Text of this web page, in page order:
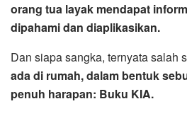
orang tua layak mendapat
dipahami dan diaplikasikan.
Dan siapa sangka, ternyata salah
ada di rumah, dalam bentuk
penuh harapan: Buku KIA.